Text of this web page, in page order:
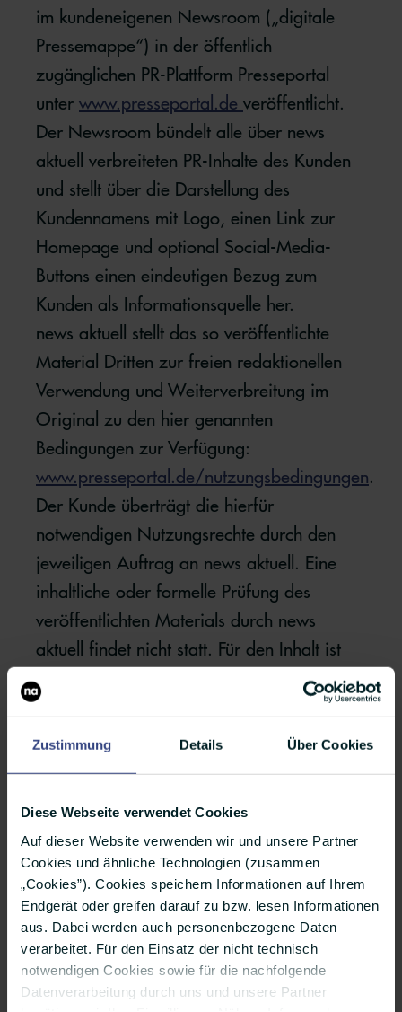
Zustimmung Details Über Cookies
Diese Webseite verwendet Cookies
Auf dieser Website verwenden wir und unsere Partner
Cookies und ähnliche Technologien (zusammen
„Cookies”). Cookies speichern Informationen auf Ihrem
Endgerät oder greifen darauf zu bzw. lesen Informationen
aus. Dabei werden auch personenbezogene Daten
verarbeitet. Für den Einsatz der nicht technisch
notwendigen Cookies sowie für die nachfolgende
Datenverarbeitung durch uns und unsere Partner
im kundeneigenen Newsroom („digitale
Pressemappe“) in der öffentlich
zugänglichen PR-Plattform Presseportal
unter www.presseportal.de veröffentlicht.
Der Newsroom bündelt alle über news
aktuell verbreiteten PR-Inhalte des Kunden
und stellt über die Darstellung des
Kundennamens mit Logo, einen Link zur
Homepage und optional Social-Media-
Buttons einen eindeutigen Bezug zum
Kunden als Informationsquelle her.
news aktuell stellt das so veröffentlichte
Material Dritten zur freien redaktionellen
Verwendung und Weiterverbreitung im
Original zu den hier genannten
Bedingungen zur Verfügung:
www.presseportal.de/nutzungsbedingungen.
Der Kunde überträgt die hierfür
notwendigen Nutzungsrechte durch den
jeweiligen Auftrag an news aktuell. Eine
inhaltliche oder formelle Prüfung des
veröffentlichten Materials durch news
aktuell findet nicht statt. Für den Inhalt ist
allein der Kunde verantwortlich; er hat sein
Material frei von Rechten Dritter zu liefern
bzw. die notwendigen Rechte vorab
an PR-Inhalte entspricht und weder
inhaltlich noch der Form nach gegen
geltendes Recht oder gesetzliche
Bestimmungen verstößt oder die Rechte
Dritter verletzt. Dessen ungeachtet behält
news aktuell sich vor, einzelne
Veröffentlichungen ohne Angabe von